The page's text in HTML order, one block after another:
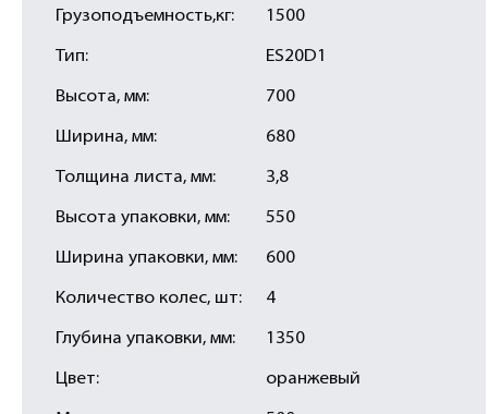
Грузоподъемность,кг: 1500
Тип: ES20D1
Высота, мм: 700
Ширина, мм: 680
Толщина листа, мм: 3,8
Высота упаковки, мм: 550
Ширина упаковки, мм: 600
Количество колес, шт: 4
Глубина упаковки, мм: 1350
Цвет: оранжевый